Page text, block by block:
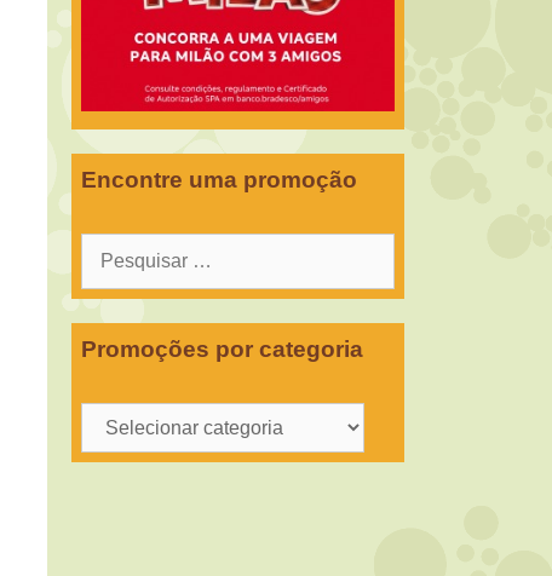
Encontre uma promoção
Pesquisar
Promoções por categoria
Promoções
por